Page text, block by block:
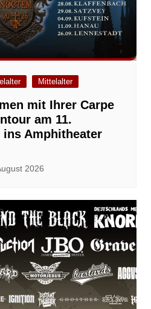
Mittelalter
mit Ihrer Carpe
am 11.
ins Amphitheater
2026